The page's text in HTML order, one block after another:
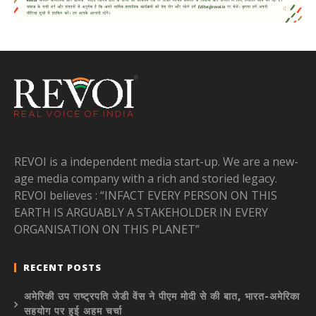
REVOI is a independent media start-up. We are a new-
age media company with a rich and storied legacy.
REVOI believes : “INFACT EVERY PERSON ON THIS
EARTH IS ARGUABLY A STAKEHOLDER IN EVERY
ORGANISATION ON THIS PLANET”
RECENT POSTS
अमेरिकी उप राष्ट्रपति जेडी वेंस ने पीएम मोदी से की बात, भारत-अमेरिका
सहयोग पर हुई अहम चर्चा